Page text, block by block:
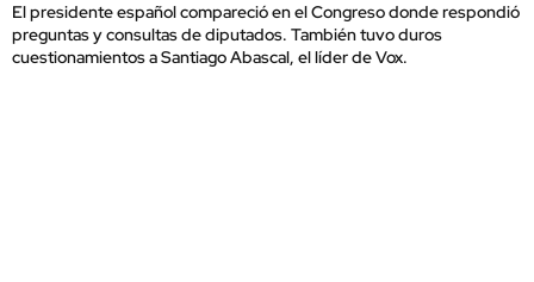
El presidente español compareció en el Congreso donde respondió
preguntas y consultas de diputados. También tuvo duros
cuestionamientos a Santiago Abascal, el líder de Vox.